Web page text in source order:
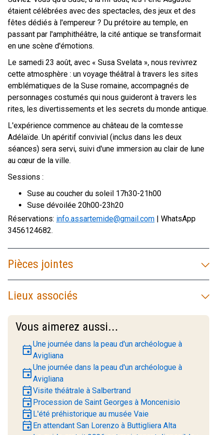
étaient célébrées avec des spectacles, des jeux et des
fêtes dédiés à l'empereur ? Du prétoire au temple, en
passant par l'amphithéâtre, la cité antique se transformait
en une scène d'émotions.
Le samedi 23 août, avec « Susa Svelata », nous revivrez
cette atmosphère : un voyage théâtral à travers les sites
emblématiques de la Suse romaine, accompagnés de
personnages costumés qui nous guideront à travers les
rites, les divertissements et les secrets du monde antique.
L'expérience commence au château de la comtesse
Adélaïde. Un apéritif convivial (inclus dans les deux
séances) sera servi, suivi d'une immersion au clair de lune
au cœur de la ville.
Sessions :
Suse au coucher du soleil 17h30-21h00
Suse dévoilée 20h00-23h20
Réservations: info.assartemide@gmail.com | WhatsApp
3456124682.
Pièces jointes
Lieux associés
Vous aimerez aussi...
eventUne journée dans la peau d'un archéologue à
Avigliana
eventUne journée dans la peau d'un archéologue à
Avigliana
eventVisite théâtrale à Salbertrand
event Procession de Saint Georges à Moncenisio
event L'été préhistorique au musée Vaie
event En attendant San Lorenzo à Buttigliera Alta